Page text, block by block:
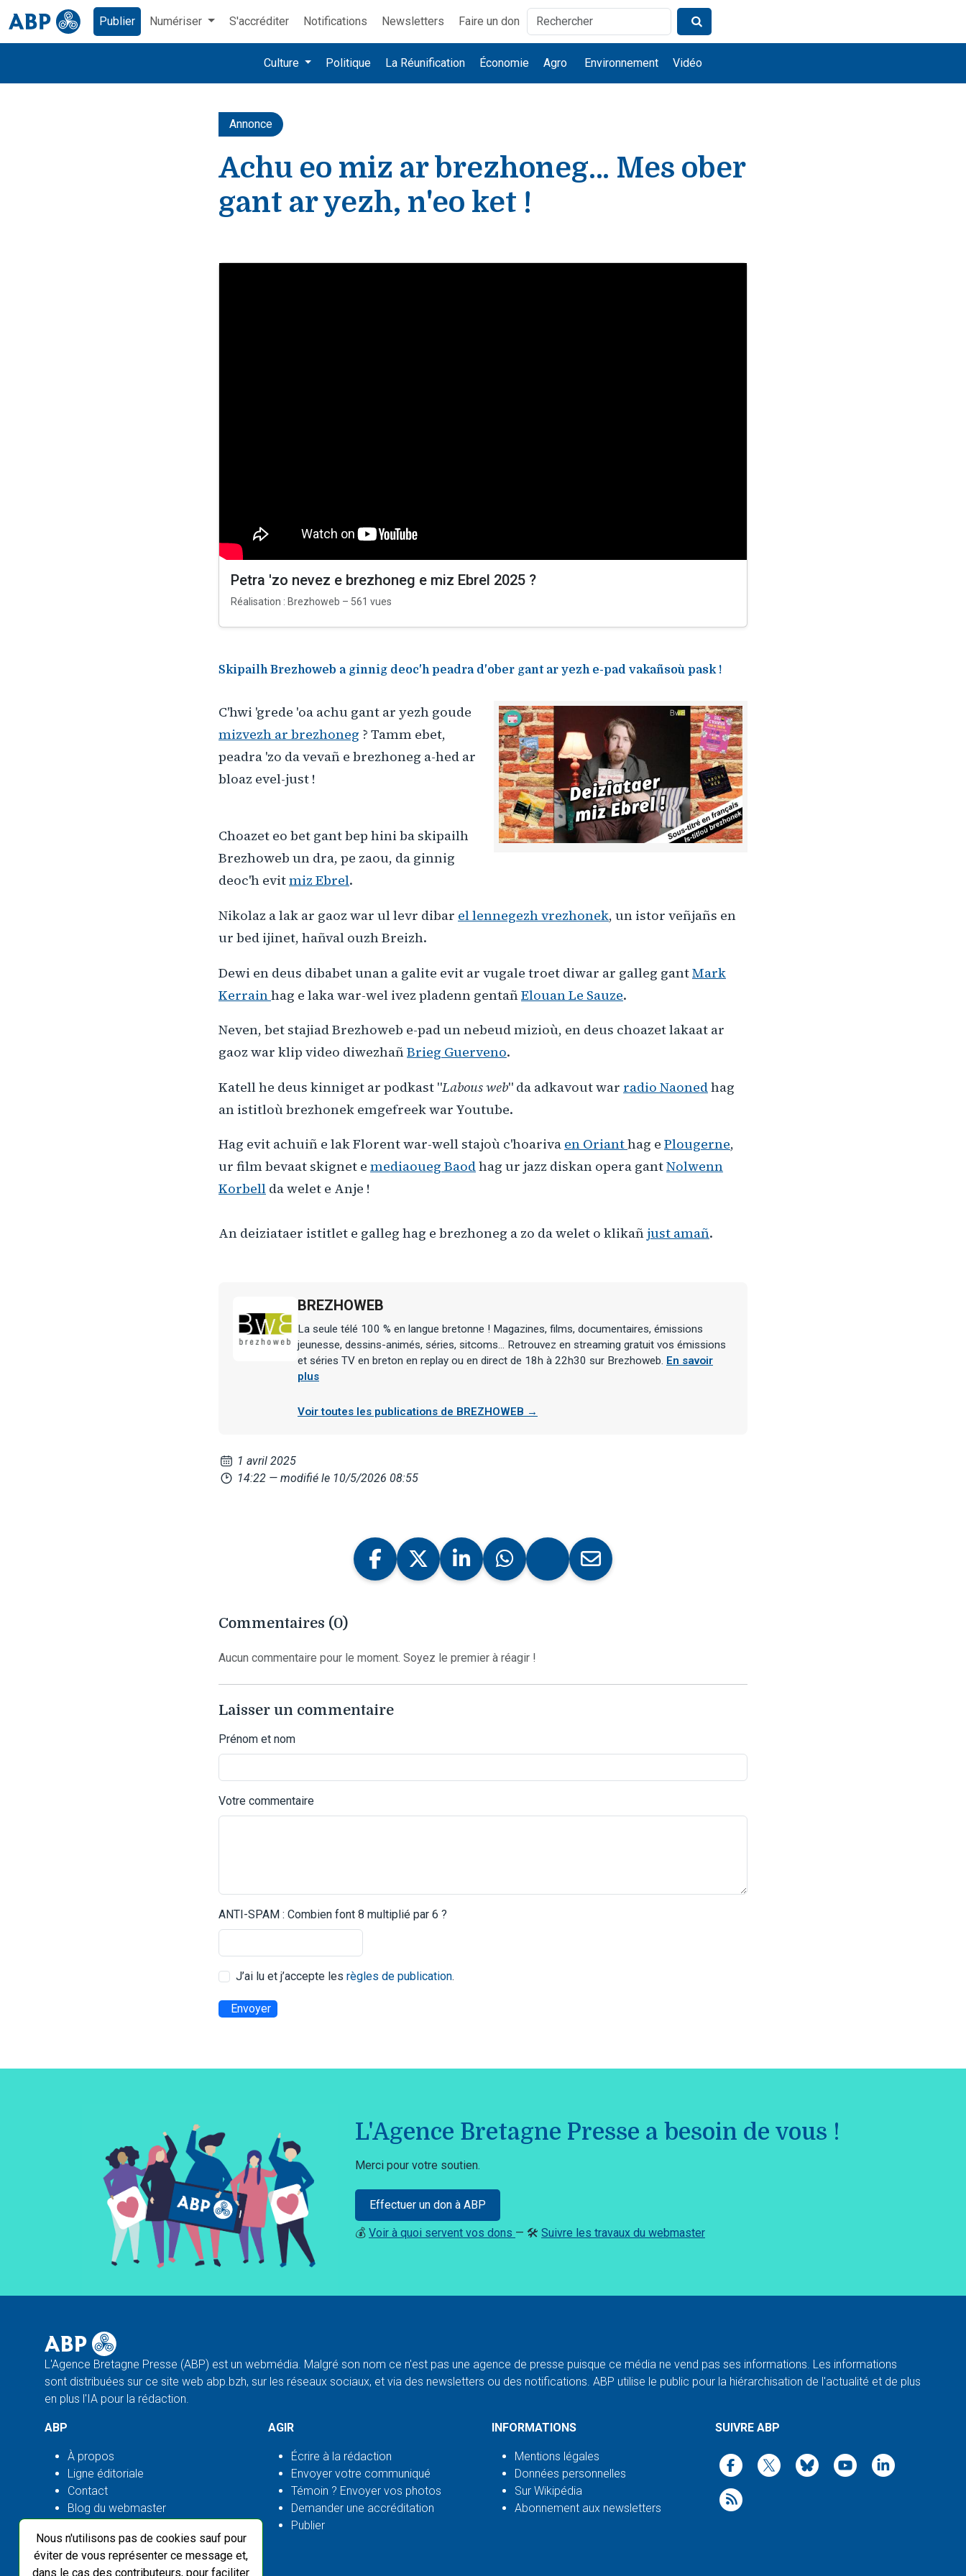
Nous n'utilisons pas de cookies sauf pour
éviter de vous représenter ce message et,
dans le cas des contributeurs, pour faciliter
Publier Numériser S'accréditer Notifications Newsletters Faire un don
Culture Politique La Réunification Économie Agro Environnement Vidéo
Annonce
Achu eo miz ar brezhoneg… Mes ober
gant ar yezh, n'eo ket !
Petra 'zo nevez e brezhoneg e miz Ebrel 2025 ?
Réalisation : Brezhoweb – 561 vues
Skipailh Brezhoweb a ginnig deoc'h peadra d'ober gant ar yezh e-pad vakañsoù pask !
C'hwi 'grede 'oa achu gant ar yezh goude
mizvezh ar brezhoneg ? Tamm ebet,
peadra 'zo da vevañ e brezhoneg a-hed ar
bloaz evel-just !
Choazet eo bet gant bep hini ba skipailh
Brezhoweb un dra, pe zaou, da ginnig
deoc'h evitmiz Ebrel.
Nikolaz a lak ar gaoz war ul levr dibar el lennegezh vrezhonek, un istor veñjañs en
ur bed ijinet, hañval ouzh Breizh.
Dewi en deus dibabet unan a galite evit ar vugale troet diwar ar galleg gantMark
Kerrainhag e laka war-wel ivez pladenn gentañElouan Le Sauze.
Neven, bet stajiad Brezhoweb e-pad un nebeud mizioù, en deus choazet lakaat ar
gaoz war klip video diwezhañBrieg Guerveno.
Katell he deus kinniget ar podkast "Labous web" da adkavout war radio Naonedhag
an istitloù brezhonek emgefreek war Youtube.
Hag evit achuiñ e lak Florent war-well stajoù c'hoariva en Orianthag e Plougerne,
ur film bevaat skignet e mediaoueg Baodhag ur jazz diskan opera gantNolwenn
Korbell da welet e Anje !
An deiziataer istitlet e galleg hag e brezhoneg a zo da welet o klikañ just amañ.
BREZHOWEB
La seule télé 100 % en langue bretonne ! Magazines, films, documentaires, émissions
jeunesse, dessins-animés, séries, sitcoms... Retrouvez en streaming gratuit vos émissions
et séries TV en breton en replay ou en direct de 18h à 22h30 sur Brezhoweb. En savoir
plus
Voir toutes les publications de BREZHOWEB →
1 avril 2025
14:22 — modifié le 10/5/2026 08:55
Commentaires (0)
Aucun commentaire pour le moment. Soyez le premier à réagir !
Laisser un commentaire
Prénom et nom
Votre commentaire
ANTI-SPAM : Combien font 8 multiplié par 6 ?
J’ai lu et j’accepte les règles de publication.
Envoyer
L'Agence Bretagne Presse a besoin de vous !
Merci pour votre soutien.
Effectuer un don à ABP
💰 Voir à quoi servent vos dons — 🛠️ Suivre les travaux du webmaster
L'Agence Bretagne Presse (ABP) est un webmédia. Malgré son nom ce n'est pas une agence de presse puisque ce média ne vend pas ses informations. Les informations
sont distribuées sur ce site web abp.bzh, sur les réseaux sociaux, et via des newsletters ou des notifications. ABP utilise le public pour la hiérarchisation de l'actualité et de plus
en plus l'IA pour la rédaction.
ABP
À propos
Ligne éditoriale
Contact
Blog du webmaster
AGIR
Écrire à la rédaction
Envoyer votre communiqué
Témoin ? Envoyer vos photos
Demander une accréditation
Publier
INFORMATIONS
Mentions légales
Données personnelles
Sur Wikipédia
Abonnement aux newsletters
SUIVRE ABP